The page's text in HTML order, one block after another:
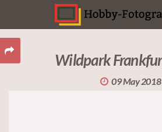
Wildpark
09 May 2018